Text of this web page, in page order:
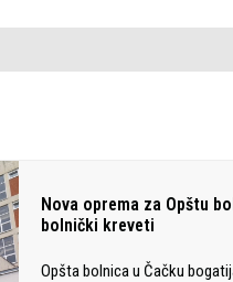
Nova oprema za Opštu
bolnički kreveti
Opšta bolnica u Čačku